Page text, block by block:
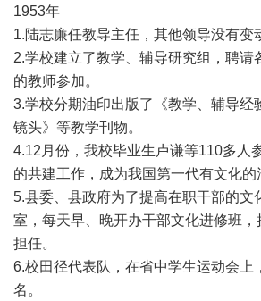
1953年
1.陆志廉任教导主任，其他领导没有变
2.学校建立了教学、辅导研究组，聘请
的教师参加。
3.学校分期油印出版了《教学、辅导经
镜头》等教学刊物。
4.12月份，我校毕业生卢谦等110多人
的共建工作，成为我国第一代有文化的
5.县委、县政府为了提高在职干部的文
室，每天早、晚开办干部文化进修班
担任。
6.校田径代表队，在省中学生运动会上
名。